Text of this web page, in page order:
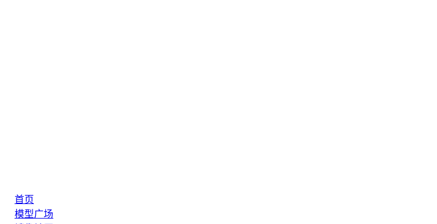
首页
模型广场